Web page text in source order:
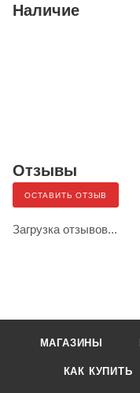
Наличие
Отзывы
ОСТАВИТЬ ОТЗЫВ
Загрузка отзывов...
МАГАЗИНЫ
КАК КУПИТЬ